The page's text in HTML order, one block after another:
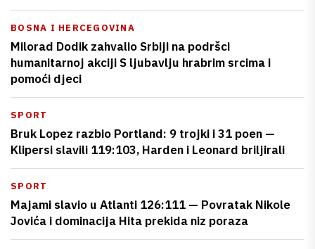
BOSNA I HERCEGOVINA
Milorad Dodik zahvalio Srbiji na podršci
humanitarnoj akciji S ljubavlju hrabrim srcima i
pomoći djeci
SPORT
Bruk Lopez razbio Portland: 9 trojki i 31 poen —
Klipersi slavili 119:103, Harden i Leonard briljirali
SPORT
Majami slavio u Atlanti 126:111 — Povratak Nikole
Jovića i dominacija Hita prekida niz poraza